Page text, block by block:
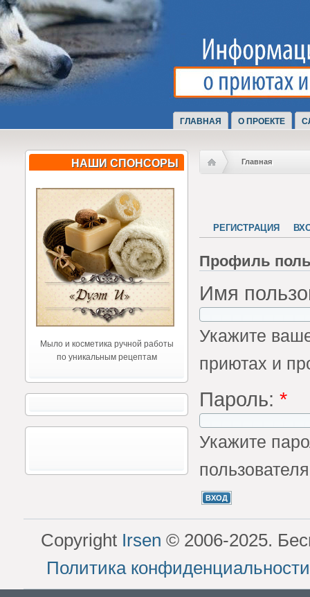
ГЛАВНАЯ О ПРОЕКТЕ
НАШИ СПОНСОРЫ
Мыло и косметика ручной работы
по уникальным рецептам
Главная
РЕГИСТРАЦИЯ
Профиль
Имя
Укажите
приютах и
Пароль: *
Укажите
Copyright Irsen © 2006-2025.
Политика